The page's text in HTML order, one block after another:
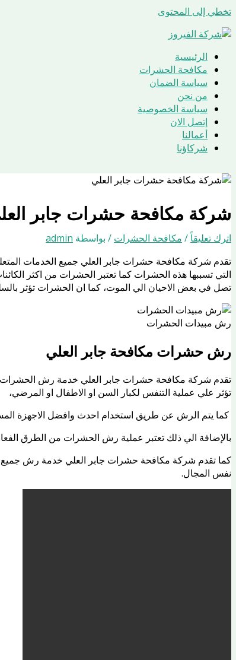
تخطي إلى المحتوى
الرئيسية
مكافحة الحشرات
سياسة الضمان
من نحن
سياسة الخصوصية
إتصل الان
أعمالنا
شركاؤنا
شركة مكافحة حشرات جابر
اترك تعليقاً/ مكافحة الحشرات / بواسطة admin
تقدم شركة مكافحة حشرات جابر العلي جميع الخدمات
التي تسببها هذه الحشرات كما تعتبر الحشرات من اكثر
تصل في بعض الاحيان الي الموت، كما ان الحشرات تؤثر
رش مبيدات الحشرات
رش حشرات مكافحة جابر العلي
تقدم شركة مكافحة حشرات جابر العلي خدمة رش الحشرات،
تؤثر علي عملية التنفس لكبار السن او الاطفال او المرضي،
كما يتم الرش عن طريق استخدام احدث وافضل الاجهزة
بالإضافة الي ذلك تعتبر عملية رش الحشرات من الطرق
كما تقدم شركة مكافحة حشرات جابر العلي خدمة رش جميع
نفس المجال.